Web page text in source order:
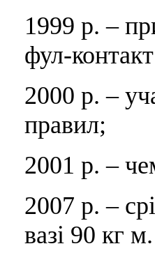
1999 р. –
фул-
2000 р. –
правил;
2001 р. –
2007 р. –
вазі 90 кг